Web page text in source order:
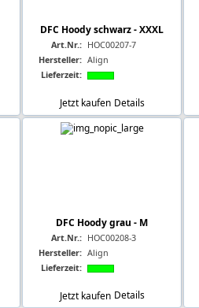
DFC Hoody schwarz - XXXL
Art.Nr.: HOC00207-7
Hersteller: Align
Lieferzeit:
Jetzt kaufen Details
DFC Hoody grau - M
Art.Nr.: HOC00208-3
Hersteller: Align
Lieferzeit:
Jetzt kaufen Details